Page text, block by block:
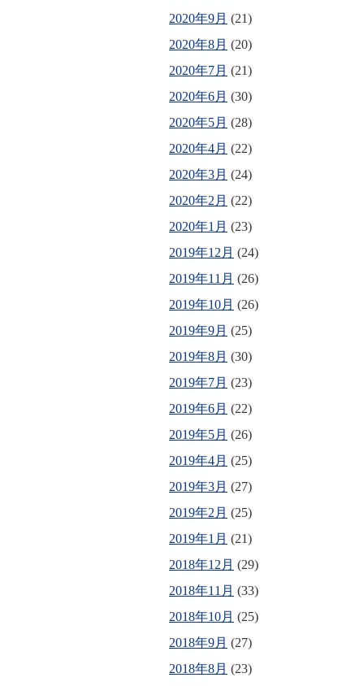
2020年9月 (21)
2020年8月 (20)
2020年7月 (21)
2020年6月 (30)
2020年5月 (28)
2020年4月 (22)
2020年3月 (24)
2020年2月 (22)
2020年1月 (23)
2019年12月 (24)
2019年11月 (26)
2019年10月 (26)
2019年9月 (25)
2019年8月 (30)
2019年7月 (23)
2019年6月 (22)
2019年5月 (26)
2019年4月 (25)
2019年3月 (27)
2019年2月 (25)
2019年1月 (21)
2018年12月 (29)
2018年11月 (33)
2018年10月 (25)
2018年9月 (27)
2018年8月 (23)